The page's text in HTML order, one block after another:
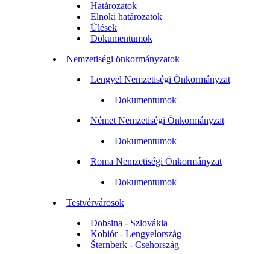
Határozatok
Elnöki határozatok
Ülések
Dokumentumok
Nemzetiségi önkormányzatok
Lengyel Nemzetiségi Önkormányzat
Dokumentumok
Német Nemzetiségi Önkormányzat
Dokumentumok
Roma Nemzetiségi Önkormányzat
Dokumentumok
Testvérvárosok
Dobsina - Szlovákia
Kobiór - Lengyelország
Šternberk - Csehország